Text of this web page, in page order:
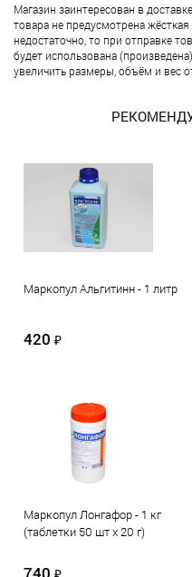
Магазин заинтересован в
товара не предусмотрена
недостаточно, то при отправке
будет использована
увеличить размеры, объём и вес
Маркопул Альгитинн - 1 литр
420 ₽
Маркопул Лонгафор - 1 кг
(таблетки 50 шт х 20 г)
740 ₽